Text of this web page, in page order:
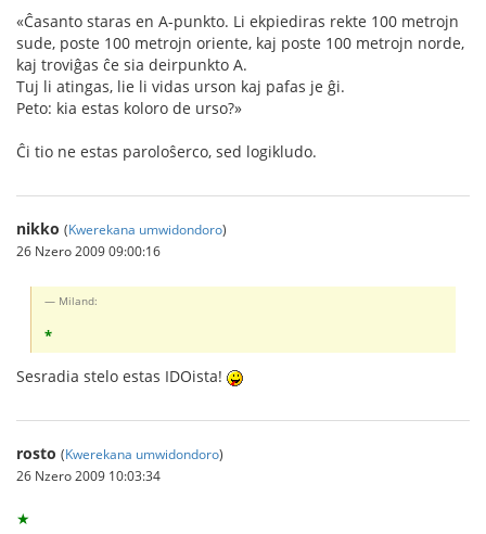
«Ĉasanto staras en A-punkto. Li ekpiediras rekte 100 metrojn
sude, poste 100 metrojn oriente, kaj poste 100 metrojn norde,
kaj troviĝas ĉe sia deirpunkto A.
Tuj li atingas, lie li vidas urson kaj pafas je ĝi.
Peto: kia estas koloro de urso?»
Ĉi tio ne estas paroloŝerco, sed logikludo.
nikko (Kwerekana umwidondoro)
26 Nzero 2009 09:00:16
Miland:
*
Sesradia stelo estas IDOista!
rosto (Kwerekana umwidondoro)
26 Nzero 2009 10:03:34
★